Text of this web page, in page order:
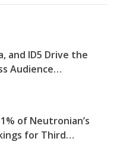
and ID5 Drive the
Audience
of Neutronian’s
for Third